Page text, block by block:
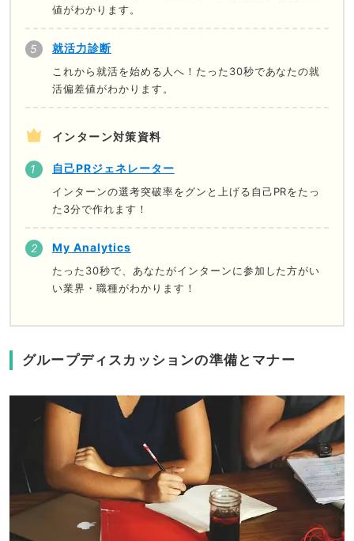
値がわかります。
就活力診断
これから就活を始める人へ！たった30秒であなたの就
活偏差値がわかります。
インターン対策資料
自己PRジェネレーター
インターンの選考突破率をグンと上げる自己PRをたっ
た3分で作れます！
My Analytics
たった30秒で、あなたがインターンに参加した方がい
い業界・職種がわかります！
グループディスカッションの準備とマナー